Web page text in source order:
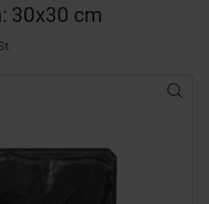
30x30 cm